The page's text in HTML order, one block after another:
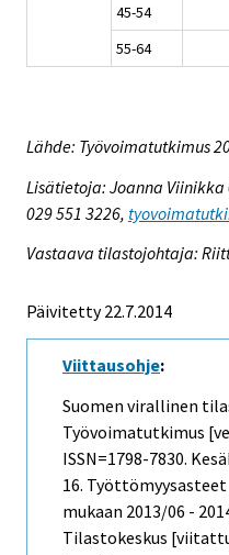
45-54
55-64
Lähde: Työvoimatutkimus
Lisätietoja: Joanna Viinikka
029 551 3226,
Vastaava tilastojohtaja:
Päivitetty 22.7.2014
Viittausohje:
Suomen virallinen
Työvoimatutkimus
ISSN=1798-7830.
16.
mukaan 2013/06 -
Tilastokeskus